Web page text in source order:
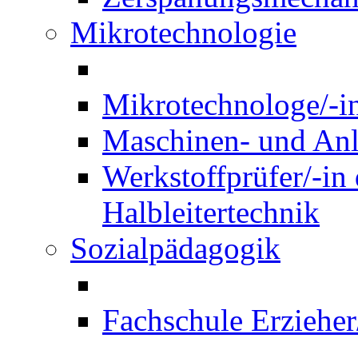
Mikrotechnologie
Mikrotechnologe/-
Maschinen- und
Werkstoffprüfer/-in
Halbleitertechnik
Sozialpädagogik
Fachschule